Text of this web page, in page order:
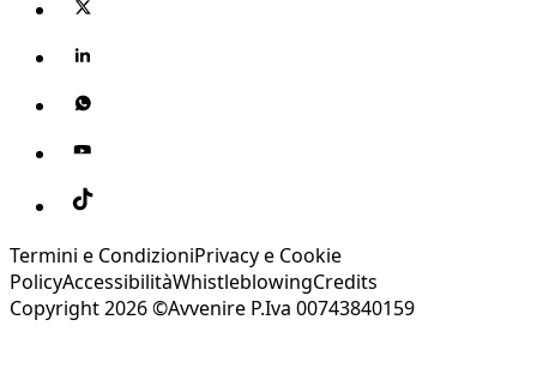
Termini e CondizioniPrivacy e Cookie
PolicyAccessibilitàWhistleblowingCredits
Copyright 2026 ©Avvenire P.Iva 00743840159